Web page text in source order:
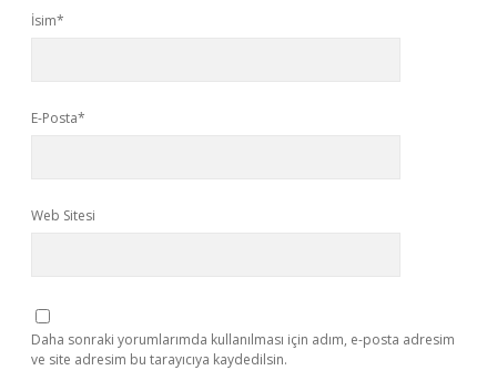
İsim*
E-Posta*
Web Sitesi
Daha sonraki yorumlarımda kullanılması için adım, e-posta adresim
ve site adresim bu tarayıcıya kaydedilsin.